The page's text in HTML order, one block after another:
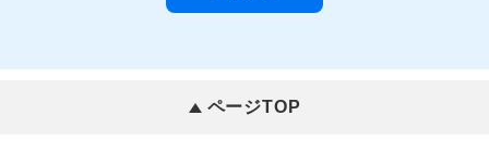
ページTOP